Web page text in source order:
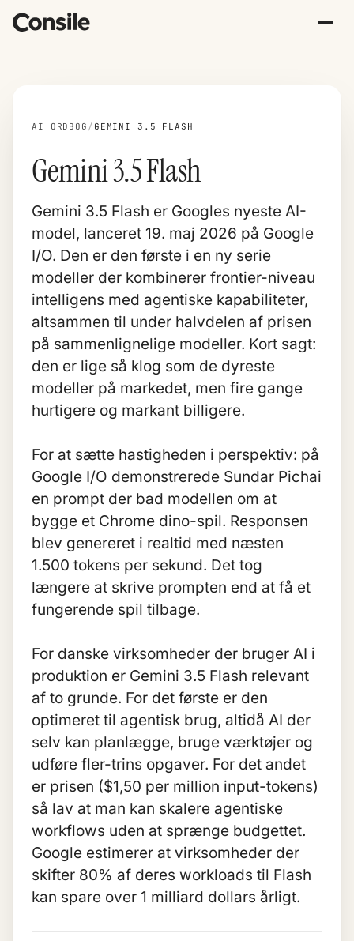
AI ORDBOG / GEMINI 3.5 FLASH
Gemini 3.5 Flash
Gemini 3.5 Flash er Googles nyeste AI-
model, lanceret 19. maj 2026 på Google
I/O. Den er den første i en ny serie
modeller der kombinerer frontier-niveau
intelligens med agentiske kapabiliteter,
altsammen til under halvdelen af prisen
på sammenlignelige modeller. Kort sagt:
den er lige så klog som de dyreste
modeller på markedet, men fire gange
hurtigere og markant billigere.
For at sætte hastigheden i perspektiv: på
Google I/O demonstrerede Sundar Pichai
en prompt der bad modellen om at
bygge et Chrome dino-spil. Responsen
blev genereret i realtid med næsten
1.500 tokens per sekund. Det tog
længere at skrive prompten end at få et
fungerende spil tilbage.
For danske virksomheder der bruger AI i
produktion er Gemini 3.5 Flash relevant
af to grunde. For det første er den
optimeret til agentisk brug, altidå AI der
selv kan planlægge, bruge værktøjer og
udføre fler-trins opgaver. For det andet
er prisen ($1,50 per million input-tokens)
så lav at man kan skalere agentiske
workflows uden at sprænge budgettet.
Google estimerer at virksomheder der
skifter 80% af deres workloads til Flash
kan spare over 1 milliard dollars årligt.